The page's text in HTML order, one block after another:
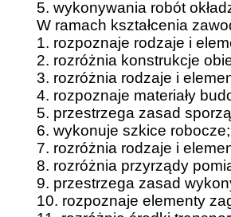
5. wykonywania robót
W ramach kształcenia
1. rozpoznaje rodzaje i
2. rozróżnia konstrukcje
3. rozróżnia rodzaje i
4. rozpoznaje materiały
5. przestrzega zasad
6. wykonuje szkice robocze;
7. rozróżnia rodzaje i
8. rozróżnia przyrządy
9. przestrzega zasad
10. rozpoznaje elementy